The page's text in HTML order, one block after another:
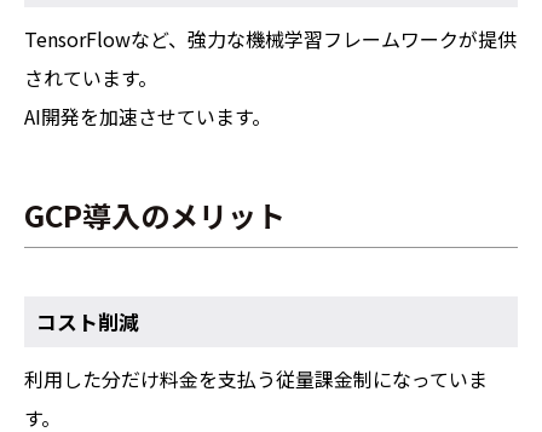
TensorFlowなど、強力な機械学習フレームワークが提供
されています。
AI開発を加速させています。
GCP導入のメリット
コスト削減
利用した分だけ料金を支払う従量課金制になっていま
す。